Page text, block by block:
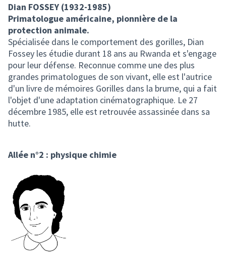
Dian FOSSEY (1932-1985)
Primatologue américaine, pionnière de la
protection animale.
Spécialisée dans le comportement des gorilles, Dian
Fossey les étudie durant 18 ans au Rwanda et s'engage
pour leur défense. Reconnue comme une des plus
grandes primatologues de son vivant, elle est l'autrice
d'un livre de mémoires Gorilles dans la brume, qui a fait
l'objet d'une adaptation cinématographique. Le 27
décembre 1985, elle est retrouvée assassinée dans sa
hutte.
Allée n°2 : physique chimie